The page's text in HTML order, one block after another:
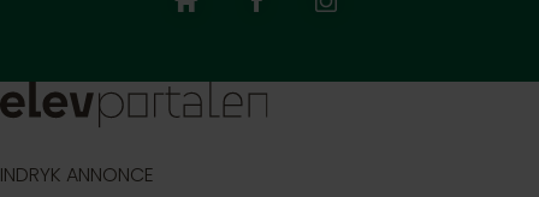
INDRYK ANNONCE